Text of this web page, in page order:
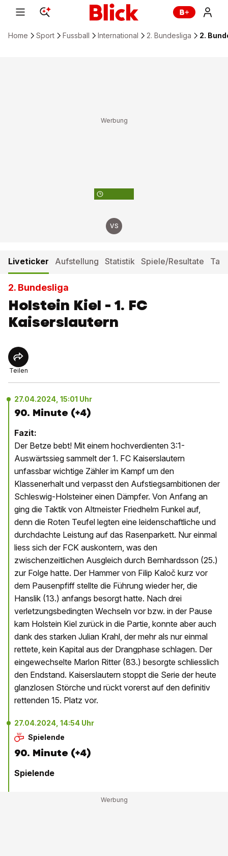
Home Sport Fussball International 2. Bundesliga 2.
VS
Liveticker Aufstellung Statistik Spiele/Resultate
2. Bundesliga
Holstein Kiel - 1. FC
Kaiserslautern
Teilen
27.04.2024, 15:01 Uhr
90. Minute (+4)
Fazit:
Der Betze bebt! Mit einem hochverdienten 3:1-
Auswärtssieg sammelt der 1. FC Kaiserslautern
unfassbar wichtige Zähler im Kampf um den
Klassenerhalt und verpasst den Aufstiegsambitionen der
Schleswig-Holsteiner einen Dämpfer. Von Anfang an
ging die Taktik von Altmeister Friedhelm Funkel auf,
denn die Roten Teufel legten eine leidenschaftliche und
durchdachte Leistung auf das Rasenparkett. Nur einmal
liess sich der FCK auskontern, was den
zwischenzeitlichen Ausgleich durch Bernhardsson (25.)
zur Folge hatte. Der Hammer von Filip Kaloč kurz vor
dem Pausenpfiff stellte die Führung wieder her, die
Hanslik (13.) anfangs besorgt hatte. Nach drei
verletzungsbedingten Wechseln vor bzw. in der Pause
kam Holstein Kiel zurück in die Partie, konnte aber auch
dank des starken Julian Krahl, der mehr als nur einmal
rettete, kein Kapital aus der Drangphase schlagen. Der
eingewechselte Marlon Ritter (83.) besorgte schliesslich
den Endstand. Kaiserslautern stoppt die Serie der heute
glanzlosen Störche und rückt vorerst auf den definitiv
rettenden 15. Platz vor.
27.04.2024, 14:54 Uhr
Spielende
90. Minute (+4)
Spielende